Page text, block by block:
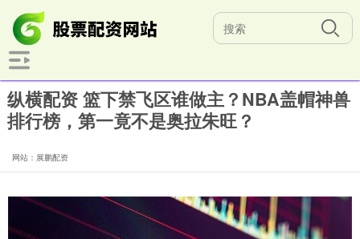
纵横配资 篮下禁飞区谁做主？NBA盖帽神兽
排行榜，第一竟不是奥拉朱旺？
网站：展鹏配资